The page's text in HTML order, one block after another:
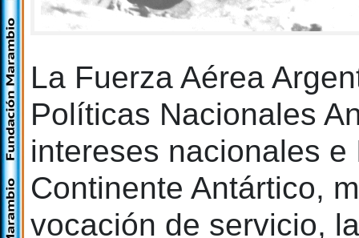
La Fuerza Aérea
Políticas Nacionales
intereses nacionales
Continente Antártico,
vocación de servicio,